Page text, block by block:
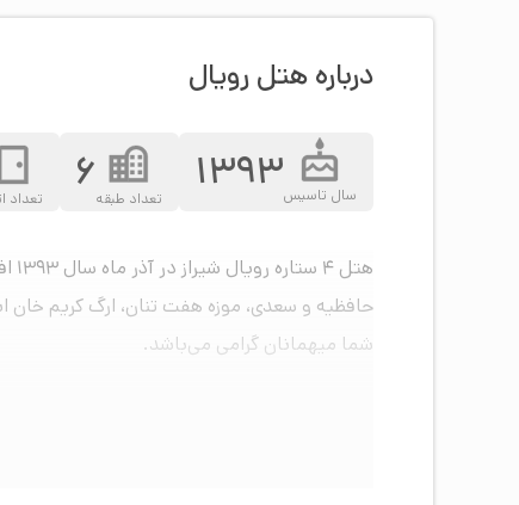
درباره هتل رویال
سال تاسیس1393 تعداد طبقه6 تعداد
شما میهمانان گرامی می‌باشد.